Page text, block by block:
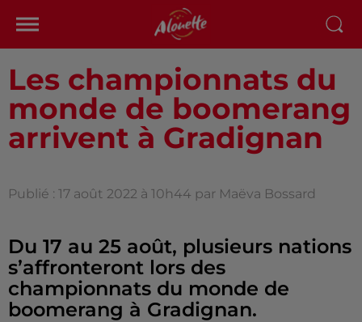
Les championnats du
monde de boomerang
arrivent à Gradignan
Publié : 17 août 2022 à 10h44 par Maëva Bossard
Du 17 au 25 août, plusieurs nations
s’affronteront lors des
championnats du monde de
boomerang à Gradignan.